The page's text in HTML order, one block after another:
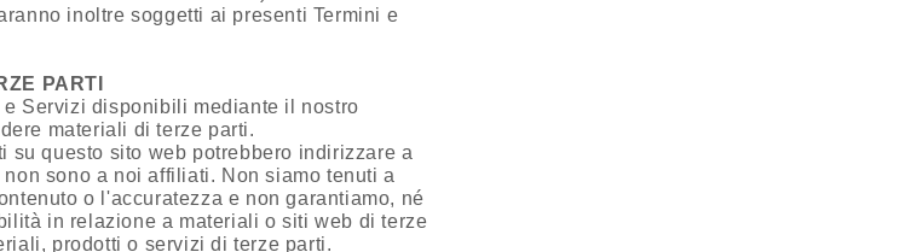
inoltre soggetti ai presenti Termini e
PARTI
Servizi disponibili mediante il nostro
materiali di terze parti.
su questo sito web potrebbero indirizzare a
sono a noi affiliati. Non siamo tenuti a
o l'accuratezza e non garantiamo, né
in relazione a materiali o siti web di terze
prodotti o servizi di terze parti.